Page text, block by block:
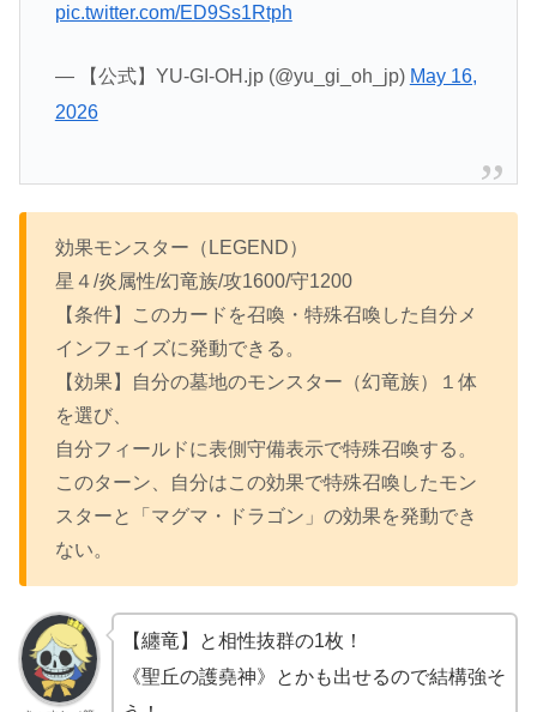
pic.twitter.com/ED9Ss1Rtph
— 【公式】YU-GI-OH.jp (@yu_gi_oh_jp) May 16,
2026
効果モンスター（LEGEND）
星４/炎属性/幻竜族/攻1600/守1200
【条件】このカードを召喚・特殊召喚した自分メ
インフェイズに発動できる。
【効果】自分の墓地のモンスター（幻竜族）１体
を選び、
自分フィールドに表側守備表示で特殊召喚する。
このターン、自分はこの効果で特殊召喚したモン
スターと「マグマ・ドラゴン」の効果を発動でき
ない。
【纏竜】と相性抜群の1枚！
《聖丘の護堯神》とかも出せるので結構強そ